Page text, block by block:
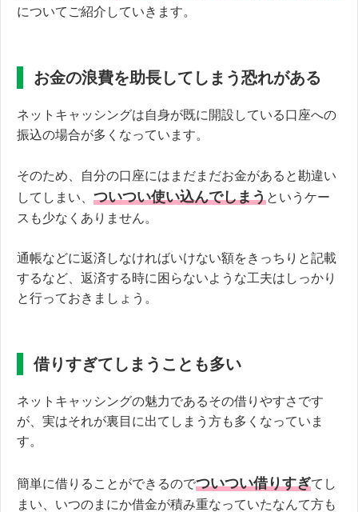
についてご紹介していきます。
お金の浪費を助長してしまう恐れがある
ネットキャッシングは自身が既に開設している口座への
振込の場合が多くなっています。
そのため、自分の口座にはまだまだお金があると勘違い
してしまい、 ついつい使い込んでしまうというケー
スも少なくありません。
通帳などに返済しなければいけない額をきっちりと記載
するなど、返済する時に困らないような工夫はしっかり
と行っておきましょう。
借りすぎてしまうことも多い
ネットキャッシングの魅力であるその借りやすさです
が、実はそれが裏目に出てしまう方も多くなっていま
す。
簡単に借りることができるのでついつい借りすぎてし
まい、いつのまにか借金が積み重なっていたなんて方も